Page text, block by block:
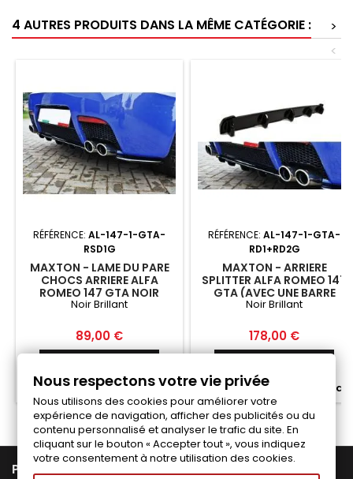
4 AUTRES PRODUITS DANS LA MÊME CATÉGORIE :
>
<
RÉFÉRENCE: AL-147-1-GTA-
RSD1G
MAXTON - LAME DU PARE
CHOCS ARRIERE ALFA
ROMEO 147 GTA NOIR
BRILLANT
Noir Brillant
Prix
89,00 €
Fabriqué a la commande
RÉFÉRENCE: AL-147-1-GTA-
RD1+RD2G
MAXTON - ARRIERE
SPLITTER ALFA ROMEO 147
GTA (AVEC UNE BARRE
VERTICALE) NOIR BRILLANT
Noir Brillant
Prix
178,00 €
Fabriqué a la commande
PRODUITS
Nous respectons votre vie privée
Nous utilisons des cookies pour améliorer votre
expérience de navigation, afficher des publicités ou du
contenu personnalisé et analyser le trafic du site. En
cliquant sur le bouton « Accepter tout », vous indiquez
votre consentement à notre utilisation des cookies.